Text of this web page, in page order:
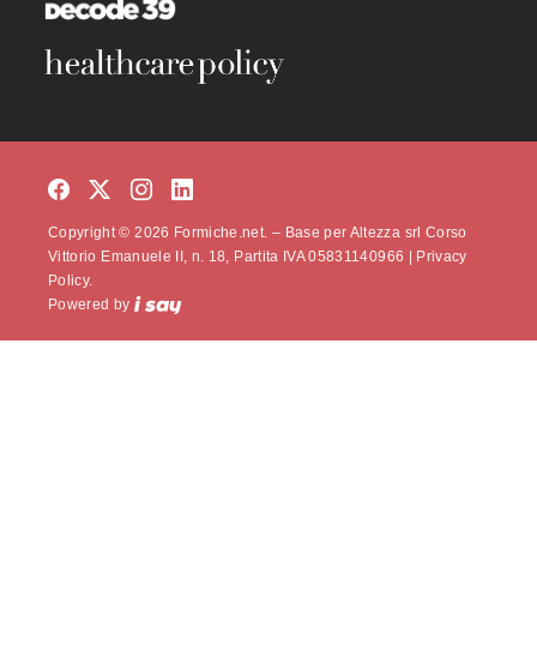
Copyright © 2026 Formiche.net. – Base per Altezza srl Corso
Vittorio Emanuele II, n. 18, Partita IVA 05831140966 | Privacy
Policy.
Powered by